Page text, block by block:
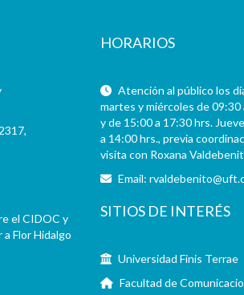
el CIDOC y
Flor Hidalgo
HORARIOS
Atención al público los
martes y miércoles de 09:30
y de 15:00 a 17:30 hrs.
a 14:00 hrs., previa
visita con Roxana
Email:
SITIOS DE INTERÉS
Universidad Finis Terrae
Facultad de